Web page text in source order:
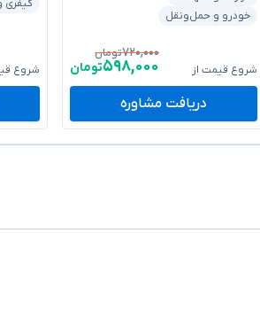
خودرو و حمل‌ونقل
شروع قیمت از
۷۲۰,۰۰۰تومان
۵۹۸,۰۰۰تومان
دریافت مشاوره
کیفری
شروع